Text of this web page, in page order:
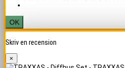
OK
Skriv en recension
×